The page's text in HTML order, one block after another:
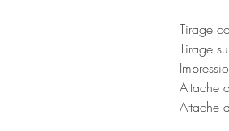
Tirage
Tirage
Attache
Attache